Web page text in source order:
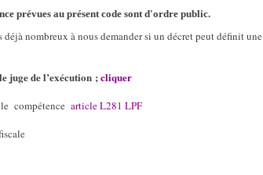
prévues au présent code sont d'ordre public.
déjà nombreux à nous demander si un décret peut définit une
juge de l’exécution ;cliquer
compétence article L281 LPF